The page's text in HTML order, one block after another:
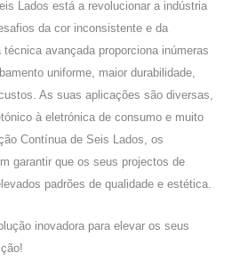
Lados está a revolucionar a indústria
da cor inconsistente e da
avançada proporciona inúmeras
uniforme, maior durabilidade,
As suas aplicações são diversas,
à eletrónica de consumo e muito
Contínua de Seis Lados, os
garantir que os seus projectos de
padrões de qualidade e estética.
inovadora para elevar os seus